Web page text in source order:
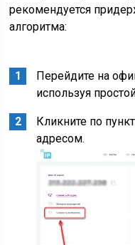
рекомендуется
алгоритма:
Перейдите на
используя
Кликните по
адресом.